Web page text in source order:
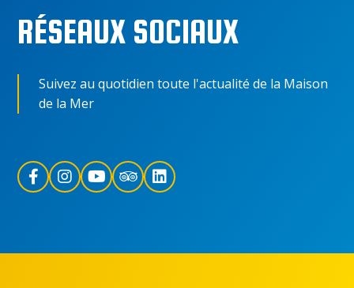
RÉSEAUX SOCIAUX
Suivez au quotidien toute l'actualité de la Maison
de la Mer